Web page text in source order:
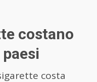
costano
costa